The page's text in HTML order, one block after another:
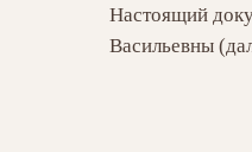
Настоящий
Васильевны